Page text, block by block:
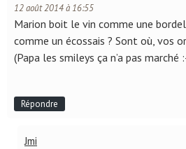
12 août 2014 à 16:55
Marion boit le vin comme une
comme un écossais ? Sont où, vos
(Papa les smileys ça n’a pas marché
Répondre
Jmi